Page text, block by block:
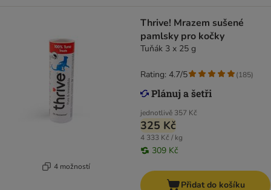
4 možností
Thrive! Mrazem sušené
pamlsky pro kočky
Tuňák 3 x 25 g
jednotlivě 357 Kč
325 Kč
4 333 Kč / kg
309 Kč
Rating: 4.7/5 (185)
Přidat do košíku